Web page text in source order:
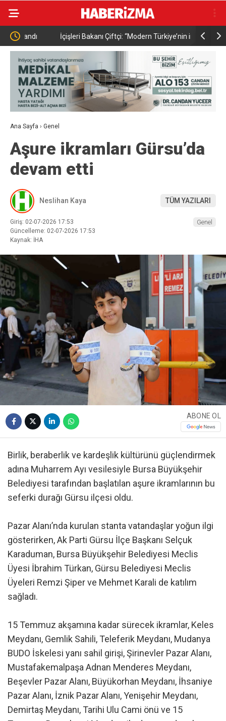
İçişleri Bakanı Çiftçi: “Modern Türkiye’nin imarında
Cumhurbaşkanımızın büyük gayretleri var”
Pakistan
Ana Sayfa › Genel
Aşure ikramları Gürsu’da
devam etti
Neslihan Kaya TÜM YAZILARI
Giriş: 02-07-2026 17:53
Güncelleme: 02-07-2026 17:53
Kaynak: İHA
Genel
ABONE OL
Birlik, beraberlik ve kardeşlik kültürünü güçlendirmek
adına Muharrem Ayı vesilesiyle Bursa Büyükşehir
Belediyesi tarafından başlatılan aşure ikramlarının bu
seferki durağı Gürsu ilçesi oldu.
Pazar Alanı’nda kurulan stanta vatandaşlar yoğun ilgi
gösterirken, Ak Parti Gürsu İlçe Başkanı Selçuk
Karaduman, Bursa Büyükşehir Belediyesi Meclis
Üyesi İbrahim Türkan, Gürsu Belediyesi Meclis
Üyeleri Remzi Şiper ve Mehmet Karali de katılım
sağladı.
15 Temmuz akşamına kadar sürecek ikramlar, Keles
Meydanı, Gemlik Sahili, Teleferik Meydanı, Mudanya
BUDO İskelesi yanı sahil girişi, Şirinevler Pazar Alanı,
Mustafakemalpaşa Adnan Menderes Meydanı,
Beşevler Pazar Alanı, Büyükorhan Meydanı, İhsaniye
Pazar Alanı, İznik Pazar Alanı, Yenişehir Meydanı,
Demirtaş Meydanı, Tarihi Ulu Cami önü ve 15